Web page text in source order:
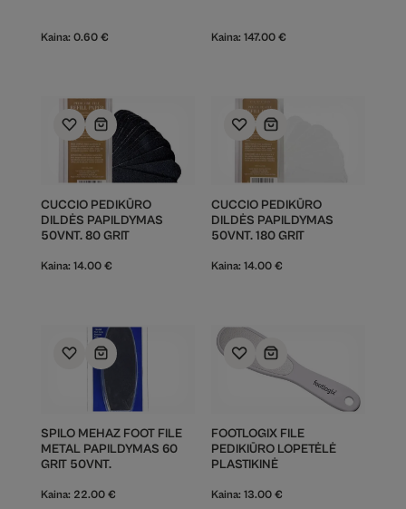
Kaina: 0.60 € Kaina: 147.00 €
CUCCIO PEDIKŪRO
DILDĖS PAPILDYMAS
50VNT. 80 GRIT
Kaina: 14.00 €
CUCCIO PEDIKŪRO
DILDĖS PAPILDYMAS
50VNT. 180 GRIT
Kaina: 14.00 €
SPILO MEHAZ FOOT FILE
METAL PAPILDYMAS 60
GRIT 50VNT.
Kaina: 22.00 €
FOOTLOGIX FILE
PEDIKIŪRO LOPETĖLĖ
PLASTIKINĖ
Kaina: 13.00 €